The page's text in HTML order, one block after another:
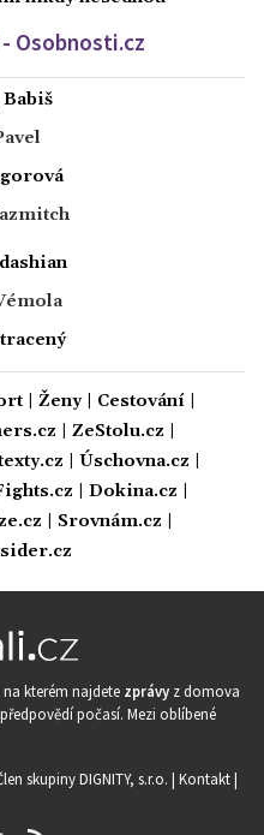
Osobnosti.cz
| Ženy| Cestování|
ZeStolu.cz
Úschovna.cz
Dokina.cz
Srovnám.cz
kterém najdete zprávy z domova
počasí. Mezi oblíbené
skupiny DIGNITY, s.r.o. | Kontakt|